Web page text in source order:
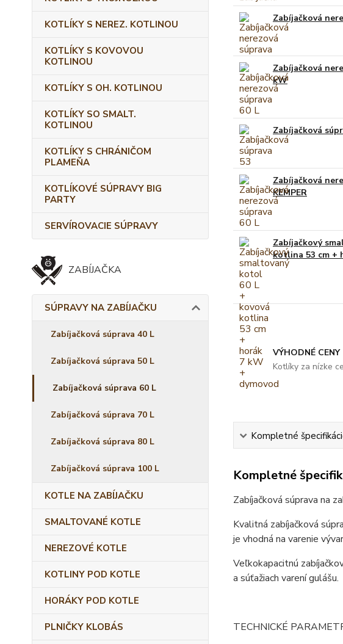
KOTLÍKY S NEREZ. KOTLINOU
KOTLÍKY S KOVOVOU
KOTLINOU
KOTLÍKY S OH. KOTLINOU
KOTLÍKY SO SMALT.
KOTLINOU
KOTLÍKY S CHRÁNIČOM
PLAMEŇA
KOTLÍKOVÉ SÚPRAVY BIG
PARTY
SERVÍROVACIE SÚPRAVY
ZABÍJAČKA
SÚPRAVY NA ZABÍJAČKU
Zabíjačková súprava 40 L
Zabíjačková súprava 50 L
Zabíjačková súprava 60 L
Zabíjačková súprava 70 L
Zabíjačková súprava 80 L
Zabíjačková súprava 100 L
KOTLE NA ZABÍJAČKU
SMALTOVANÉ KOTLE
NEREZOVÉ KOTLE
KOTLINY POD KOTLE
HORÁKY POD KOTLE
PLNIČKY KLOBÁS
Zabíjačková
Zabíjačková
kW
Zabíjačková
Zabíjačková
KEMPER
Zabíjačkový
kotlina 53 cm +
VÝHODNÉ CENY
Kotlíky za nízke
Kompletné
Kompletné
Zabíjačková súprava na
Kvalitná zabíjačková
je vhodná na varenie
Veľkokapacitnú
a súťažiach varení gulášu.
TECHNICKÉ